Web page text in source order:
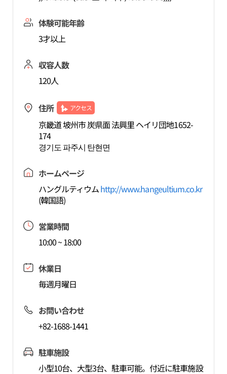
体験可能年齢
3才以上
収容人数
120人
住所 アクセス
京畿道 坡州市 炭県面 法興里 ヘイリ団地1652-
174
경기도 파주시 탄현면
ホームページ
ハングルティウムhttp://www.hangeultium.co.kr
(韓国語)
営業時間
10:00 ~ 18:00
休業日
毎週月曜日
お問い合わせ
+82-1688-1441
駐車施設
小型10台、大型3台、駐車可能。付近に駐車施設